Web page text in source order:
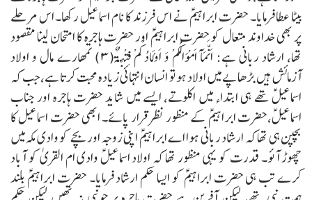
بیٹا عطا فرمایا۔حضرت ابراہیمؑ نے اس فرزند کا نام اسماعیل رکھا۔اس مرحلے
پر بھی خداوند متعال کو حضرت ابراہیمؑ اور حضرت ہاجرہ کا امتحان لینا مقصود
تھا، ارشاد ربانی ہے: اَنَّمَآ اَمْوَالُکُمْ وَ اَوْلَادُکُمْ فِتْنَۃٌ(۳)
تمھارے مال و اولاد
آزمائش ہیں بڑھاپے میں اولاد ہو تو انسان انتہائی زیادہ محبت کرتا ہے، جب کہ
اسماعیلؑ تھے ہی ابتداء میں اکلوتے، ایسے میں شاید حضرت ہاجرہ اور جناب
اسماعیلؑ،حضرت ابراہیمؑ کے منظور نظر قرار پائے۔ابھی حضرت اسماعیل کا
بچپن ہی تھا کہ ارشاد ربانی ہوا اے ابراہیمؑ اپنی زوجہ اور بچے کو وادی مکہ میں
چھوڑ آئو۔قدرت کو یہی منظور تھا کہ اولاد اسماعیلؑ وادی ام القریٰ کو آباد
کرے تب ہی حضرت ابراہیمؑ کو ایسا حکم ارشاد فرمایا۔حضرت ابراہیمؑ بلند